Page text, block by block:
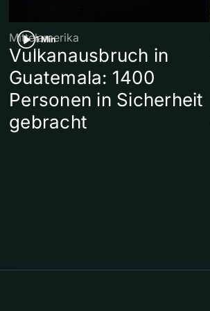
1 Min
Mittelamerika
Vulkanausbruch in
Guatemala: 1400
Personen in Sicherheit
gebracht